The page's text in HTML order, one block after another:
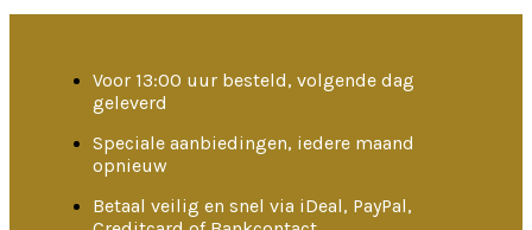
Voor 13:00 uur besteld, volgende dag
geleverd
Speciale aanbiedingen, iedere maand
opnieuw
Betaal veilig en snel via iDeal, PayPal,